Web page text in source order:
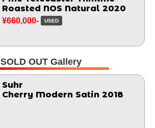
Roasted NOS Natural 2020
¥660,000- USED
SOLD OUT Gallery
Suhr
Cherry Modern Satin 2018